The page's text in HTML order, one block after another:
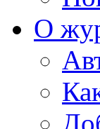
О